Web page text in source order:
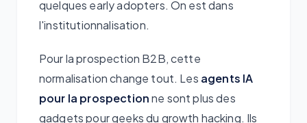
quelques early adopters. On est dans
l'institutionnalisation.
Pour la prospection B2B, cette
normalisation change tout. Les agents IA
pour la prospectionne sont plus des
gadgets pour geeks du growth hacking. Ils